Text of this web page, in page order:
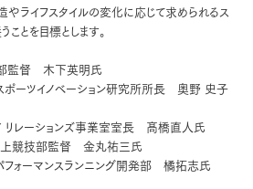
やライフスタイルの変化に応じて求められるス
とを目標とします。
部監督 木下英明氏
ポーツイノベーション研究所所長 奥野 史子
リレーションズ事業室室長 髙橋直人氏
上競技部監督 金丸祐三氏
フォーマンスランニング開発部 橘拓志氏